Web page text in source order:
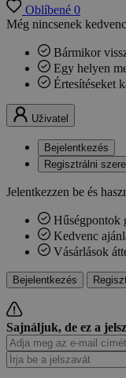
Oblíbené 0
Még nincsenek
Bármikor
Egy helyen
Értesítéseket
Uživatel
Bejelentkezés
Regisztrálni
Jelentkezzen be és
Hűségpontok
Kedvenc
Vásárlások
Bejelentkezés
Sajnáljuk, de ez a